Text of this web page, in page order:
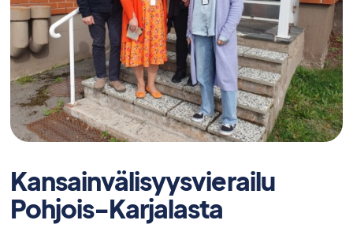
Kansainvälisyysvierailu
Pohjois-Karjalasta